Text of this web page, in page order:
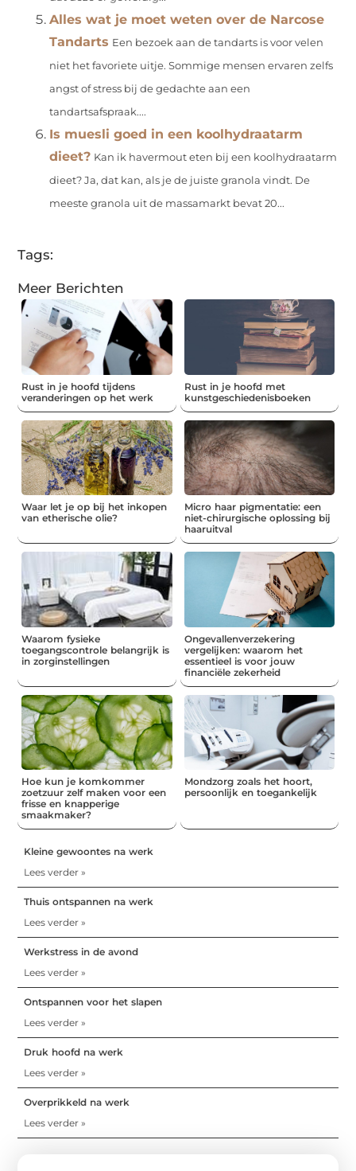
Alles wat je moet weten over de Narcose
Tandarts Een bezoek aan de tandarts is voor velen
niet het favoriete uitje. Sommige mensen ervaren zelfs
angst of stress bij de gedachte aan een
tandartsafspraak....
Is muesli goed in een koolhydraatarm
dieet? Kan ik havermout eten bij een koolhydraatarm
dieet? Ja, dat kan, als je de juiste granola vindt. De
meeste granola uit de massamarkt bevat 20...
Tags:
Meer Berichten
Rust in je hoofd tijdens
veranderingen op het werk
Rust in je hoofd met
kunstgeschiedenisboeken
Waar let je op bij het inkopen
van etherische olie?
Micro haar pigmentatie: een
niet-chirurgische oplossing bij
haaruitval
Waarom fysieke
toegangscontrole belangrijk is
in zorginstellingen
Ongevallenverzekering
vergelijken: waarom het
essentieel is voor jouw
financiële zekerheid
Hoe kun je komkommer
zoetzuur zelf maken voor een
frisse en knapperige
smaakmaker?
Mondzorg zoals het hoort,
persoonlijk en toegankelijk
Kleine gewoontes na werk
Lees verder »
Thuis ontspannen na werk
Lees verder »
Werkstress in de avond
Lees verder »
Ontspannen voor het slapen
Lees verder »
Druk hoofd na werk
Lees verder »
Overprikkeld na werk
Lees verder »